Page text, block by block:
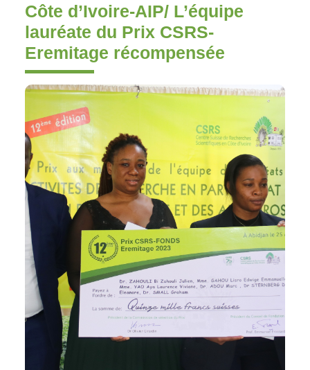
Côte d’Ivoire-AIP/ L’équipe
lauréate du Prix CSRS-
Eremitage récompensée